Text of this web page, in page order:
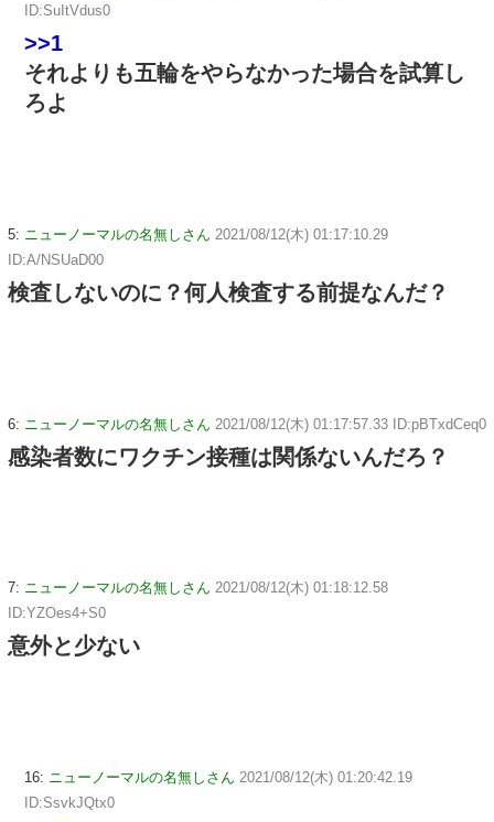
ID:SuItVdus0
>>1
それよりも五輪をやらなかった場合を試算し
ろよ
5: ニューノーマルの名無しさん 2021/08/12(木) 01:17:10.29
ID:A/NSUaD00
検査しないのに？何人検査する前提なんだ？
6: ニューノーマルの名無しさん 2021/08/12(木) 01:17:57.33 ID:pBTxdCeq0
感染者数にワクチン接種は関係ないんだろ？
7: ニューノーマルの名無しさん 2021/08/12(木) 01:18:12.58
ID:YZOes4+S0
意外と少ない
16: ニューノーマルの名無しさん 2021/08/12(木) 01:20:42.19
ID:SsvkJQtx0